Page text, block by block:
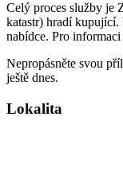
Celý proces služby je
katastr) hradí
nabídce. Pro
Nepropásněte svou
ještě dnes.
Lokalita